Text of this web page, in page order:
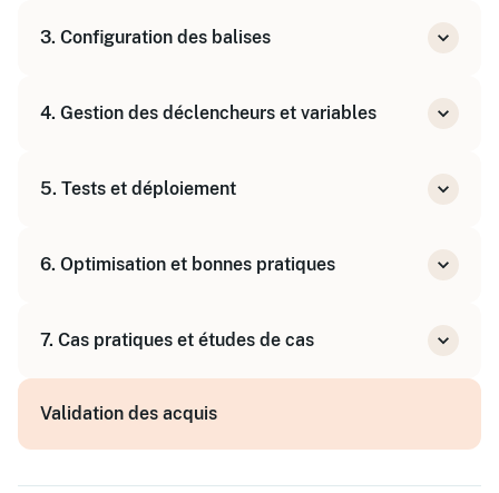
Identification des besoins et des objectifs
3. Configuration des balises
publicitaires
4. Gestion des déclencheurs et variables
Création et utilisation des variables
5. Tests et déploiement
Gestion des versions et publication
6. Optimisation et bonnes pratiques
Optimisation des performances du site
7. Cas pratiques et études de cas
Travaux individuels et construction d'un plan
d'action pour l'entreprise
Validation des acquis